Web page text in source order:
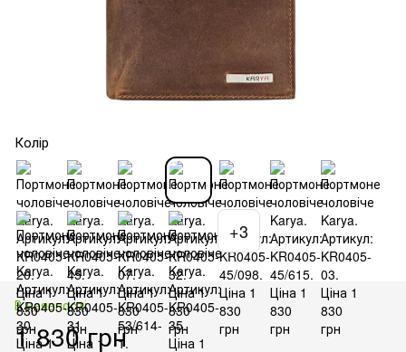
Колір
+3
В наявності
1 830 грн